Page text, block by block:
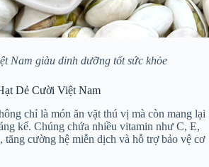
Nam giàu dinh dưỡng tốt sức khỏe
Dẻ Cười Việt Nam
chỉ là món ăn vặt thú vị mà còn mang lại
kể. Chúng chứa nhiều vitamin như C, E,
cường hệ miễn dịch và hỗ trợ bảo vệ cơ